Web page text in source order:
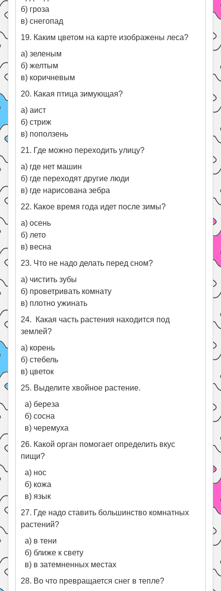
б) гроза
в) снегопад
19. Каким цветом на карте изображены леса?
а) зеленым
б) желтым
в) коричневым
20. Какая птица зимующая?
а) аист
б) стриж
в) поползень
21. Где можно переходить улицу?
а) где нет машин
б) где переходят другие люди
в) где нарисована зебра
22. Какое время года идет после зимы?
а) осень
б) лето
в) весна
23. Что не надо делать перед сном?
а) чистить зубы
б) проветривать комнату
в) плотно ужинать
24. Какая часть растения находится под
землей?
а) корень
б) стебель
в) цветок
25. Выделите хвойное растение.
а) береза
б) сосна
в) черемуха
26. Какой орган помогает определить вкус
пищи?
а) нос
б) кожа
в) язык
27. Где надо ставить большинство комнатных
растений?
а) в тени
б) ближе к свету
в) в затемненных местах
28. Во что превращается снег в тепле?